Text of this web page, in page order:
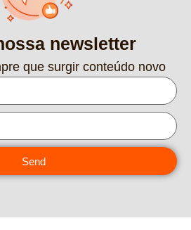
newsletter
que surgir conteúdo novo
Send